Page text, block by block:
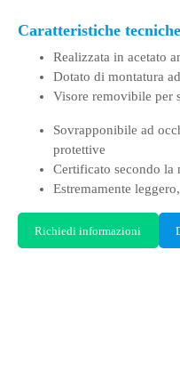
Caratteristiche tecniche
Realizzata in acetato
Dotato di montatura
Visore removibile per
Sovrapponibile ad
protettive
Certificato secondo la
Estremamente
Richiedi informazioni